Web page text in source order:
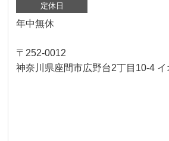
定休日
年中無休
〒252-0012
神奈川県座間市広野台2丁目10-4